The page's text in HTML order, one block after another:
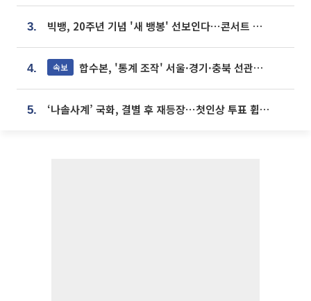
3. 빅뱅, 20주년 기념 '새 뱅봉' 선보인다⋯콘서트 앞두고 팝업 개최
4. 속보 합수본, '통계 조작' 서울·경기·충북 선관위 등 추가 압수수색
5. ‘나솔사계’ 국화, 결별 후 재등장⋯첫인상 투표 휩쓸고 ‘인기녀’ 등극